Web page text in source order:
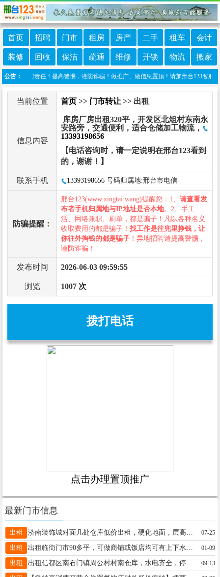
首页 招聘 门市 租房 房产 二手 租车 会计
装修 回收 保洁 疏通 维修 开锁 物流 搬家
公告：
承担任何责任！提高警惕，谨防诈骗！做推广、做信息置顶！请加邢台123客服微
当前位置 首页 >> 门市转让 >> 出租
信息内容
库房厂房出租320平，开发区北俎村东南永
安路旁，交通便利，适合仓储加工物流，
13393198656
【电话咨询时，请一定说明在邢台123看到
的，谢谢！】
联系手机 13393198656 号码归属地:邢台市电信
防骗提醒：
邢台123(www.xingtai.wang)提醒您：1、 请查看发
布者手机归属地与IP地址是否本地。2、手工
活、网络兼职、刷单，都是骗子！凡以各种名义
收取费用的都是骗子！ 找工作是往兜里挣钱，让
你往外掏钱的都是骗子 ！异地招聘请提高警惕，
谨防诈骗！
发布时间 2026-06-03 09:59:55
浏览 1007 次
拨打电话
点击办理置顶推广
最新门市信息
出租 07-25
出租 01-09
出租 出租信都区南石门镇周公村村南仓库，水电齐全，停车方便，联系电话17692986192 09-13